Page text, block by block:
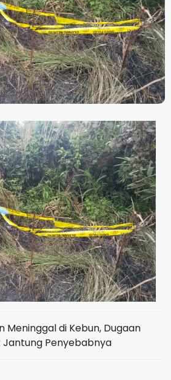
Meninggal di Kebun, Dugaan
Jantung Penyebabnya